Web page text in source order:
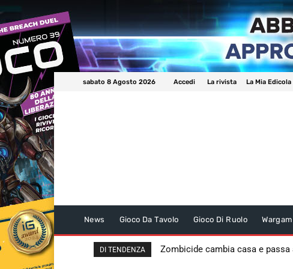
sabato 8 Agosto 2026 Accedi La rivista La Mia Edicola
News Gioco Da Tavolo Gioco Di Ruolo
DI TENDENZA Zombicide cambia casa e passa